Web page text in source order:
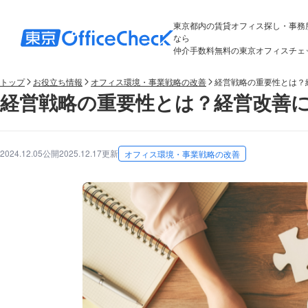
東京都内の賃貸オフィス探し・事務
なら
仲介手数料無料の東京オフィスチェ
トップ お役立ち情報 オフィス環境・事業戦略の改善 経営戦略の重要性とは
経営戦略の重要性とは？経営改善
2024.12.05公開2025.12.17更新 オフィス環境・事業戦略の改善